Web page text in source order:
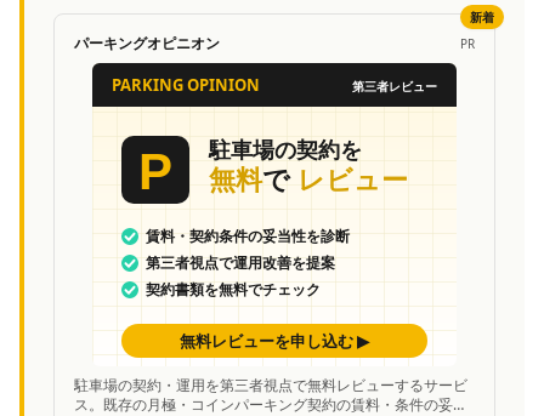
パーキングオピニオン PR
駐車場の契約・運用を第三者視点で無料レビューするサービ
ス。既存の月極・コインパーキング契約の賃料・条件の妥当
新着